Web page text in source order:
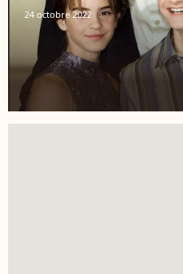
24 octobre 2022